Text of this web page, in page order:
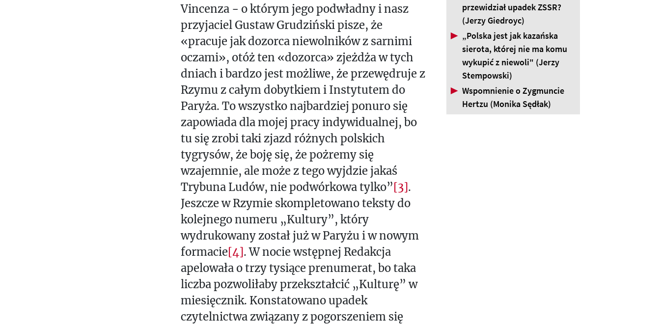
Vincenza − o którym jego podwładny i nasz
przyjaciel Gustaw Grudziński pisze, że
«pracuje jak dozorca niewolników z sarnimi
oczami», otóż ten «dozorca» zjeżdża w tych
dniach i bardzo jest możliwe, że przewędruje z
Rzymu z całym dobytkiem i Instytutem do
Paryża. To wszystko najbardziej ponuro się
zapowiada dla mojej pracy indywidualnej, bo
tu się zrobi taki zjazd różnych polskich
tygrysów, że boję się, że pożremy się
wzajemnie, ale może z tego wyjdzie jakaś
Trybuna Ludów, nie podwórkowa tylko”[3].
Jeszcze w Rzymie skompletowano teksty do
kolejnego numeru „Kultury”, który
wydrukowany został już w Paryżu i w nowym
formacie[4]. W nocie wstępnej Redakcja
apelowała o trzy tysiące prenumerat, bo taka
liczba pozwoliłaby przekształcić „Kulturę” w
miesięcznik. Konstatowano upadek
czytelnictwa związany z pogorszeniem się
przewidział upadek ZSSR?
(Jerzy Giedroyc)
▶ „Polska jest jak kazańska
sierota, której nie ma komu
wykupić z niewoli" (Jerzy
Stempowski)
▶ Wspomnienie o Zygmuncie
Hertzu (Monika Sędłak)